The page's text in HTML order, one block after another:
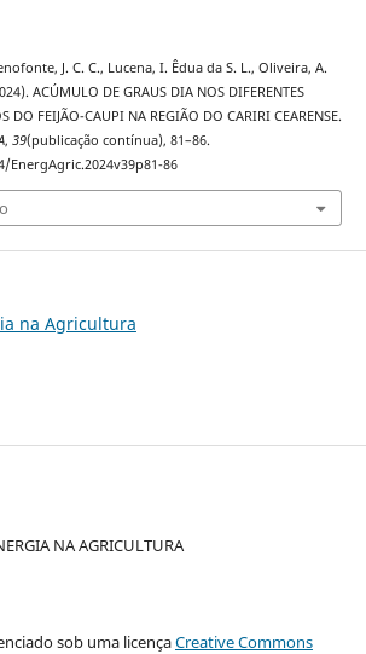
J. C. C., Lucena, I. Êdua da S. L., Oliveira, A.
ACÚMULO DE GRAUS DIA NOS DIFERENTES
DO FEIJÃO-CAUPI NA REGIÃO DO CARIRI CEARENSE.
, 39(publicação contínua), 81–86.
86
na Agricultura
NA AGRICULTURA
sob uma licençaCreative Commons